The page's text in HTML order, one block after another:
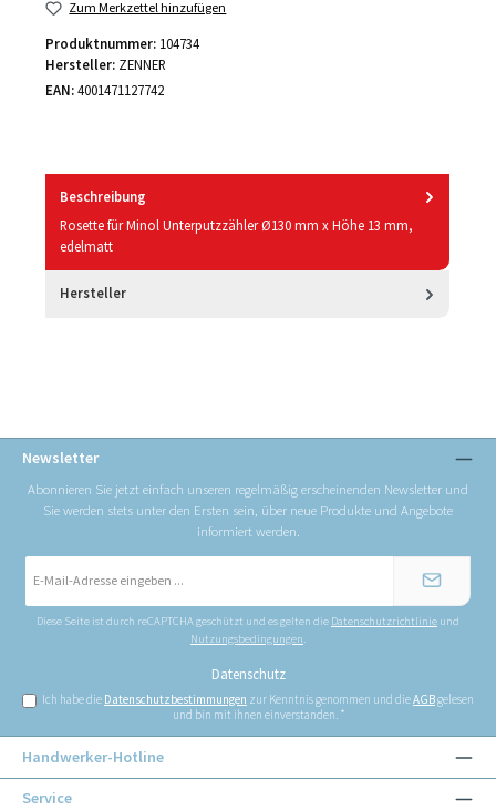
Zum Merkzettel hinzufügen
Produktnummer: 104734
Hersteller: ZENNER
EAN:4001471127742
Beschreibung
Rosette für Minol Unterputzzähler Ø130 mm x Höhe 13 mm,
edelmatt
Hersteller
Newsletter
Abonnieren Sie jetzt einfach unseren regelmäßig erscheinenden Newsletter und
Sie werden stets unter den Ersten sein, über neue Produkte und Angebote
informiert werden.
Mail-
Diese Seite ist durch reCAPTCHA geschützt und es gelten die Datenschutzrichtlinie und
Nutzungsbedingungen.
Datenschutz
Ich habe die Datenschutzbestimmungen zur Kenntnis genommen und dieAGBgelesen
und bin mit ihnen einverstanden. *
Handwerker-Hotline
Service